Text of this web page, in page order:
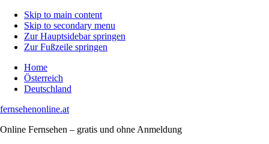
Skip to main content
Skip to secondary menu
Zur Hauptsidebar springen
Zur Fußzeile springen
Home
Österreich
Deutschland
fernsehenonline.at
Online Fernsehen – gratis und ohne Anmeldung